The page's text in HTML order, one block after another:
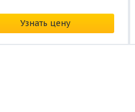
Узнать цену